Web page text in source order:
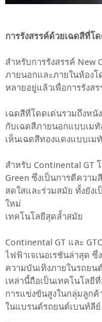
การรังสรรค์ด้วยเฉดสีที่โ
สำหรับการรังสรรค์ New
ภายนอกและภายในห้องโ
หลายอยู่แล้วเพื่อการรังส
เฉดสีที่โดดเด่นรวมถึงหนั
กับเฉดสีภายนอกแบบเม
เห็นเฉดสีทองแดงแบบเ
สำหรับ Continental GT
Green ซึ่งเป็นการตีควา
สดใสและร่วมสมัย ทั้งยัง
ใหม่
เทคโนโลยีสุดล้ำสมัย
Continental GT และ
ไฟฟ้าเจเนอเรชันล่าสุด
ความบันเทิงภายในรถย
เหล่านี้ถือเป็นเทคโนโล
การแข่งขันสูงในกลุ่มลูก
ในแบรนด์รถยนต์เบนท์ลีย์